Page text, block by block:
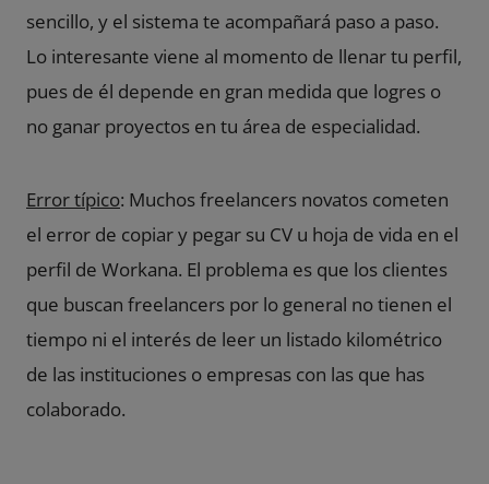
sencillo, y el sistema te acompañará paso a paso.
Lo interesante viene al momento de llenar tu perfil,
pues de él depende en gran medida que logres o
no ganar proyectos en tu área de especialidad.
Error típico: Muchos freelancers novatos cometen
el error de copiar y pegar su CV u hoja de vida en el
perfil de Workana. El problema es que los clientes
que buscan freelancers por lo general no tienen el
tiempo ni el interés de leer un listado kilométrico
de las instituciones o empresas con las que has
colaborado.